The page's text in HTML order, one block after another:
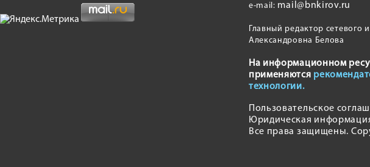
e-mail: mail@bnkirov.ru
Главный редактор сетевого
Александровна Белова
На информационном
применяются
технологии.
Пользовательское
Юридическая
Все права защищены.